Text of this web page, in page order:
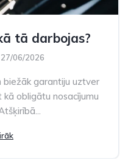
tā darbojas?
27/06/2026
biežāk garantiju uztver
obligātu nosacījumu